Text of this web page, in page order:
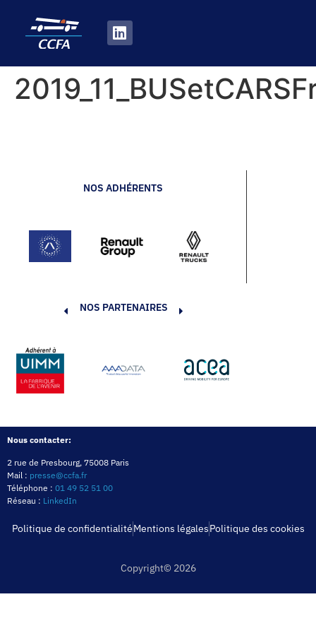
NOS ADHÉRENTS
NOS PARTENAIRES
Nous contacter:
2 rue de Presbourg, 75008 Paris
Mail : presse@ccfa.fr
Téléphone : 01 49 52 51 00
Réseau : LinkedIn
Politique de confidentialitéMentions légalesPolitique des cookies
Copyright© 2026